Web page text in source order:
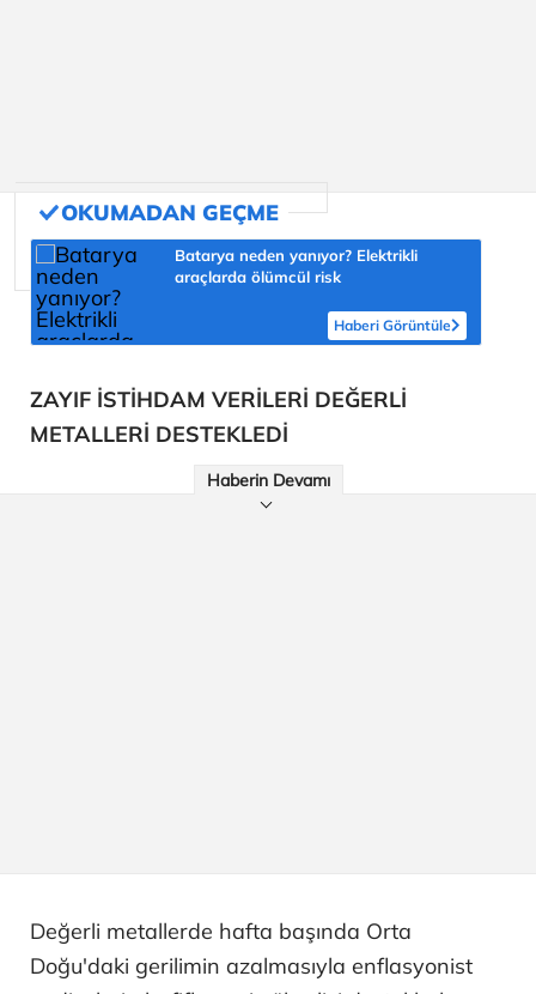
Batarya neden yanıyor? Elektrikli
araçlarda ölümcül risk
Haberi Görüntüle
ZAYIF İSTİHDAM VERİLERİ DEĞERLİ
METALLERİ DESTEKLEDİ
Haberin Devamı
Değerli metallerde hafta başında Orta
Doğu'daki gerilimin azalmasıyla enflasyonist